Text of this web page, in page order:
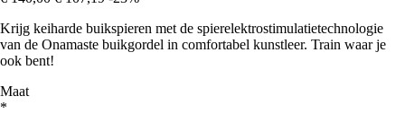
Krijg keiharde buikspieren met de spierelektrostimulatietechnologie
van de Onamaste buikgordel in comfortabel kunstleer. Train waar je
ook bent!
Maat
*